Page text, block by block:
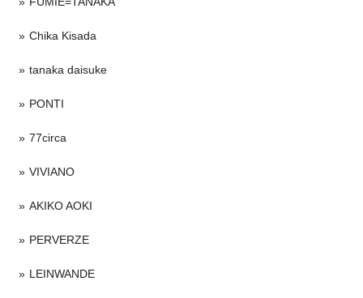
Chika Kisada
tanaka daisuke
PONTI
77circa
VIVIANO
AKIKO AOKI
PERVERZE
LEINWANDE